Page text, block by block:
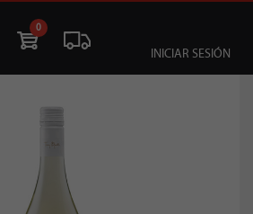
0
INICIAR SESIÓN